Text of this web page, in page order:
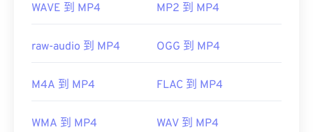
標準： ISO/IEC 14496
https://en.wikipedia.org/wiki/MPEG-4
4.html
WAVE 到 MP4 MP2 到 MP4
raw-audio 到 MP4 OGG 到 MP4
M4A 到 MP4 FLAC 到 MP4
WMA 到 MP4 WAV 到 MP4